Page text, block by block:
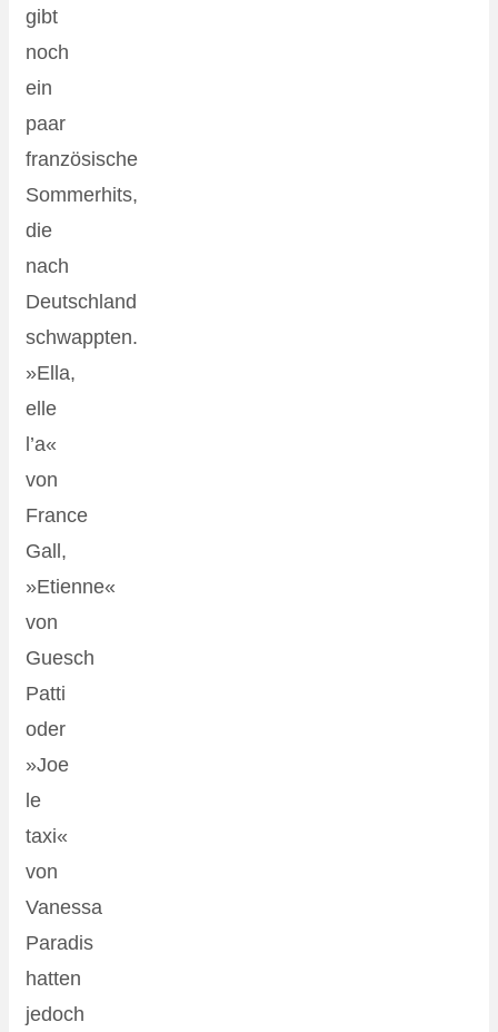
gibt
noch
ein
paar
französische
Sommerhits,
die
nach
Deutschland
schwappten.
»Ella,
elle
l’a«
von
France
Gall,
»Etienne«
von
Guesch
Patti
oder
»Joe
le
taxi«
von
Vanessa
Paradis
hatten
jedoch